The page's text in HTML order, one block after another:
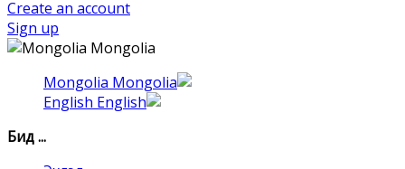
Create an account
Sign up
Mongolia
Бид ...